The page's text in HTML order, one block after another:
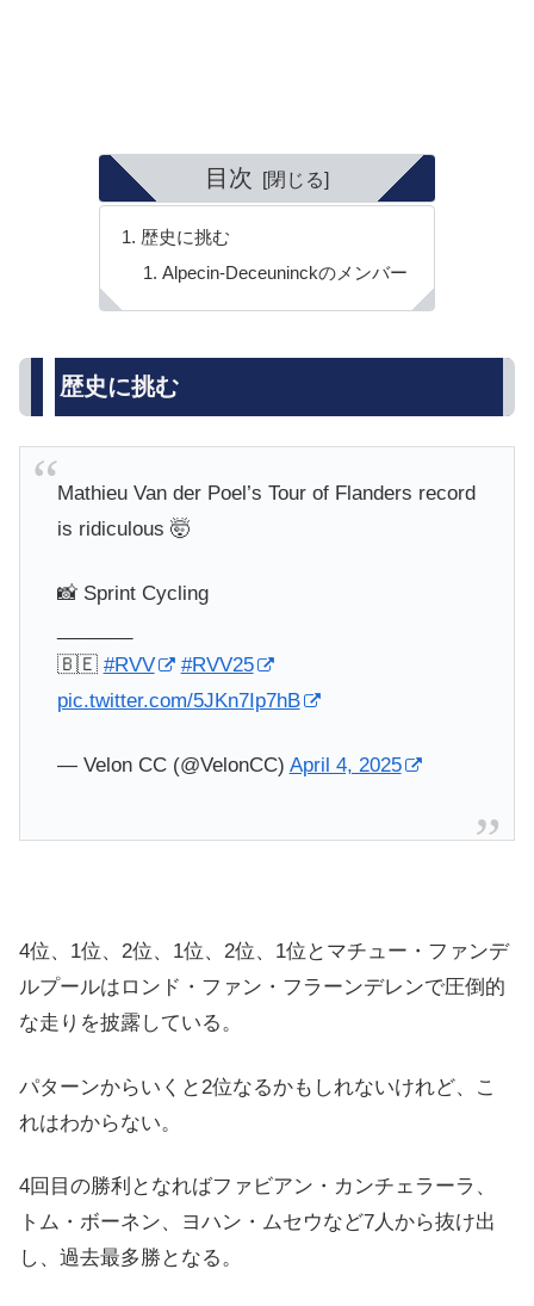
目次
歴史に挑む
Alpecin-Deceuninckのメンバー
歴史に挑む
Mathieu Van der Poel’s Tour of Flanders record
is ridiculous 🤯
📸 Sprint Cycling
🇧🇪 #RVV
#RVV25
pic.twitter.com/5JKn7Ip7hB
— Velon CC (@VelonCC) April 4, 2025
4位、1位、2位、1位、2位、1位とマチュー・ファンデ
ルプールはロンド・ファン・フラーンデレンで圧倒的
な走りを披露している。
パターンからいくと2位なるかもしれないけれど、こ
れはわからない。
4回目の勝利となればファビアン・カンチェラーラ、
トム・ボーネン、ヨハン・ムセウなど7人から抜け出
し、過去最多勝となる。